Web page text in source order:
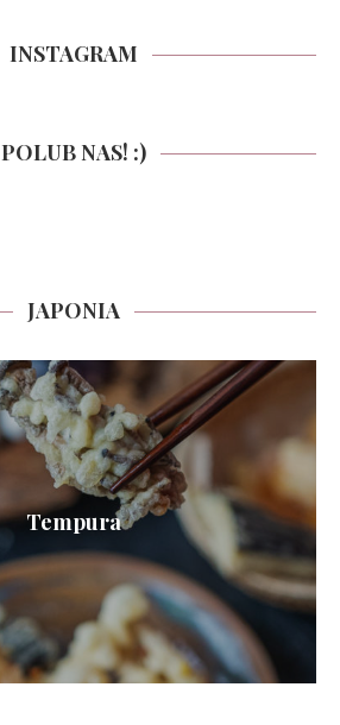
INSTAGRAM
POLUB NAS! :)
JAPONIA
Tempura